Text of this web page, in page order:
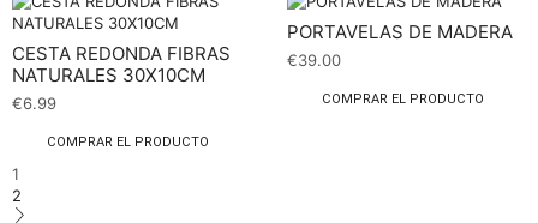
CESTA REDONDA FIBRAS
NATURALES 30X10CM
€6.99
COMPRAR EL PRODUCTO
PORTAVELAS DE MADERA
€39.00
COMPRAR EL PRODUCTO
1
2